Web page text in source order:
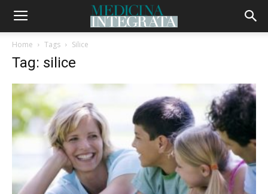
Home Tags Silice
Tag: silice